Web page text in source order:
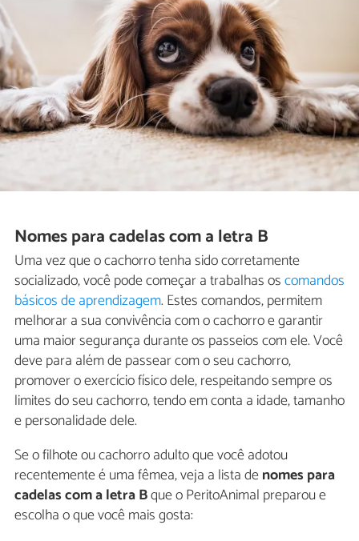
Nomes para cadelas com a letra B
Uma vez que o cachorro tenha sido corretamente
socializado, você pode começar a trabalhas oscomandos
básicos de aprendizagem. Estes comandos, permitem
melhorar a sua convivência com o cachorro e garantir
uma maior segurança durante os passeios com ele. Você
deve para além de passear com o seu cachorro,
promover o exercício físico dele, respeitando sempre os
limites do seu cachorro, tendo em conta a idade, tamanho
e personalidade dele.
Se o filhote ou cachorro adulto que você adotou
recentemente é uma fêmea, veja a lista denomes para
cadelas com a letra Bque o PeritoAnimal preparou e
escolha o que você mais gosta: